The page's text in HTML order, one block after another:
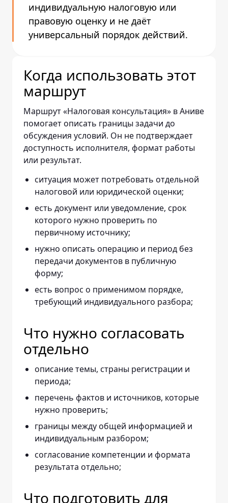
индивидуальную налоговую или
правовую оценку и не даёт
универсальный порядок действий.
Когда использовать этот
маршрут
Маршрут «Налоговая консультация» в Аниве
помогает описать границы задачи до
обсуждения условий. Он не подтверждает
доступность исполнителя, формат работы
или результат.
ситуация может потребовать отдельной
налоговой или юридической оценки;
есть документ или уведомление, срок
которого нужно проверить по
первичному источнику;
нужно описать операцию и период без
передачи документов в публичную
форму;
есть вопрос о применимом порядке,
требующий индивидуального разбора;
Что нужно согласовать
отдельно
описание темы, страны регистрации и
периода;
перечень фактов и источников, которые
нужно проверить;
границы между общей информацией и
индивидуальным разбором;
согласование компетенции и формата
результата отдельно;
Что подготовить для